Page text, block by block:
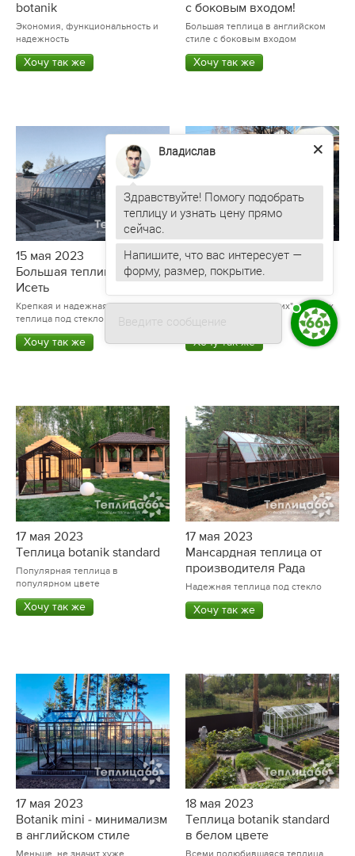
botanik
Экономия, функциональность и
надежность
Хочу так же
с боковым входом!
Большая теплица в английском
стиле с боковым входом
Хочу так же
15 мая 2023
Большая теплица Рада
Исеть
Крепкая и надежная мансардная
теплица под стекло
Хочу так же
15 мая 2023
Арочная теплица Рада
Одна из самых "свежих" арочных
теплиц Рада
Хочу так же
17 мая 2023
Теплица botanik standard
Популярная теплица в
популярном цвете
Хочу так же
17 мая 2023
Мансардная теплица от
производителя Рада
Надежная теплица под стекло
Хочу так же
17 мая 2023
Botanik mini - минимализм
в английском стиле
18 мая 2023
Теплица botanik standard
в белом цвете
Введите сообщение
Владислав
Здравствуйте! Помогу подобрать
теплицу и узнать цену прямо
сейчас.
Напишите, что вас интересует —
форму, размер, покрытие.
Владиславпечатает...